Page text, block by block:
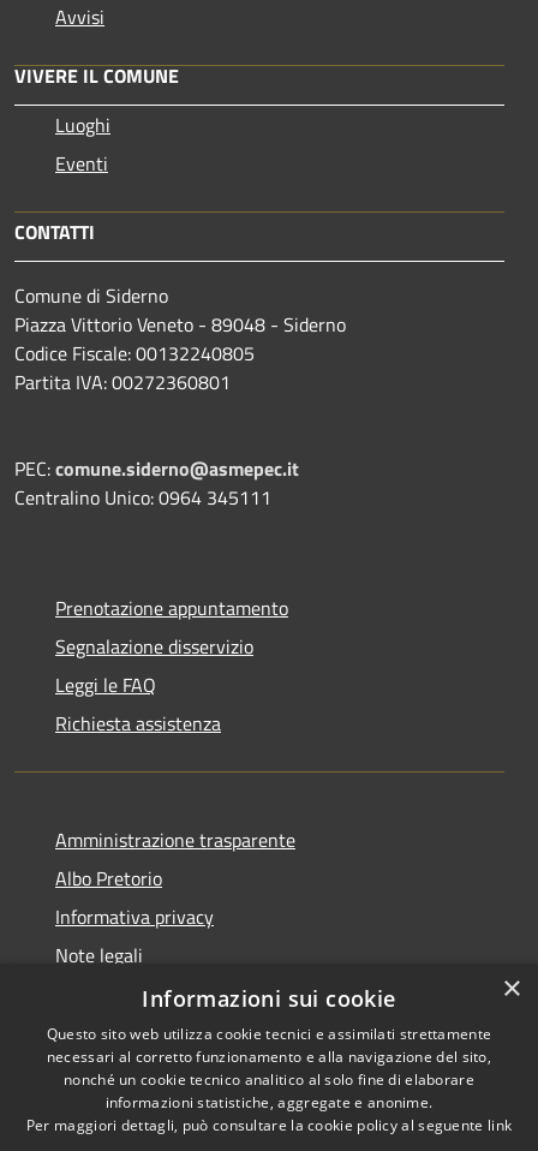
Avvisi
VIVERE IL COMUNE
Luoghi
Eventi
CONTATTI
Comune di Siderno
Piazza Vittorio Veneto - 89048 - Siderno
Codice Fiscale: 00132240805
Partita IVA: 00272360801
PEC:comune.siderno@asmepec.it
Centralino Unico: 0964 345111
Prenotazione appuntamento
Segnalazione disservizio
Leggi le FAQ
Richiesta assistenza
Amministrazione trasparente
Albo Pretorio
Informativa privacy
Note legali
Dichiarazione di accessibilità
RSS
Accessibilità
Copyright © 2026 • Comune di
×
Informazioni sui cookie
Questo sito web utilizza cookie tecnici e assimilati strettamente
necessari al corretto funzionamento e alla navigazione del sito,
nonché un cookie tecnico analitico al solo fine di elaborare
informazioni statistiche, aggregate e anonime.
Per maggiori dettagli, può consultare la cookie policy al seguente link